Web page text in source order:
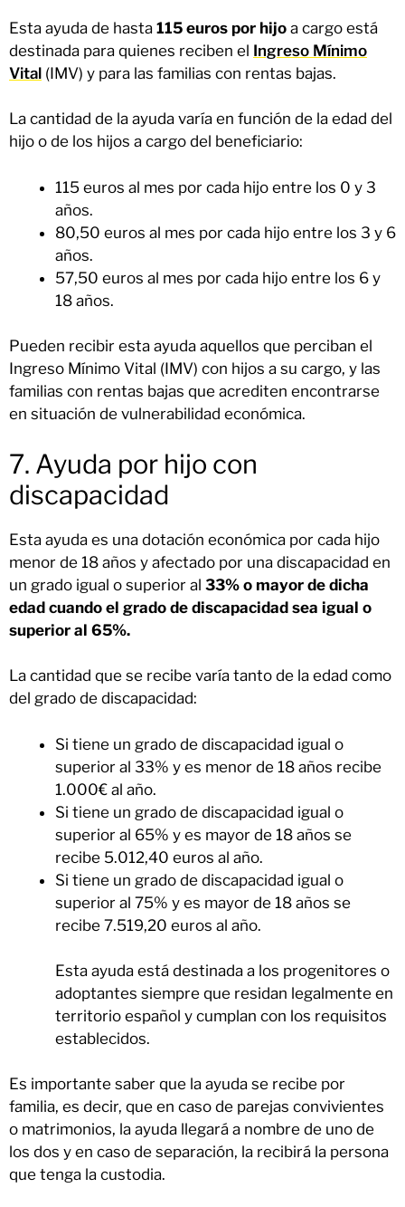
Esta ayuda de hasta 115 euros por hijo a cargo está
destinada para quienes reciben el Ingreso Mínimo
Vital (IMV) y para las familias con rentas bajas.
La cantidad de la ayuda varía en función de la edad del
hijo o de los hijos a cargo del beneficiario:
115 euros al mes por cada hijo entre los 0 y 3
años.
80,50 euros al mes por cada hijo entre los 3 y 6
años.
57,50 euros al mes por cada hijo entre los 6 y
18 años.
Pueden recibir esta ayuda aquellos que perciban el
Ingreso Mínimo Vital (IMV) con hijos a su cargo, y las
familias con rentas bajas que acrediten encontrarse
en situación de vulnerabilidad económica.
7. Ayuda por hijo con
discapacidad
Esta ayuda es una dotación económica por cada hijo
menor de 18 años y afectado por una discapacidad en
un grado igual o superior al 33% o mayor de dicha
edad cuando el grado de discapacidad sea igual o
superior al 65%.
La cantidad que se recibe varía tanto de la edad como
del grado de discapacidad:
Si tiene un grado de discapacidad igual o
superior al 33% y es menor de 18 años recibe
1.000€ al año.
Si tiene un grado de discapacidad igual o
superior al 65% y es mayor de 18 años se
recibe 5.012,40 euros al año.
Si tiene un grado de discapacidad igual o
superior al 75% y es mayor de 18 años se
recibe 7.519,20 euros al año.
Esta ayuda está destinada a los progenitores o
adoptantes siempre que residan legalmente en
territorio español y cumplan con los requisitos
establecidos.
Es importante saber que la ayuda se recibe por
familia, es decir, que en caso de parejas convivientes
o matrimonios, la ayuda llegará a nombre de uno de
los dos y en caso de separación, la recibirá la persona
que tenga la custodia.